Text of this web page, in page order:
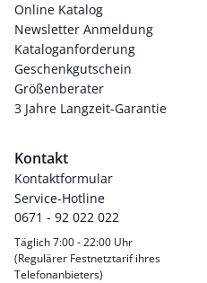
Online Katalog
Newsletter Anmeldung
Kataloganforderung
Geschenkgutschein
Größenberater
3 Jahre Langzeit-Garantie
Kontakt
Kontaktformular
Service-Hotline
0671 - 92 022 022
Täglich 7:00 - 22:00 Uhr
(Regulärer Festnetztarif ihres
Telefonanbieters)